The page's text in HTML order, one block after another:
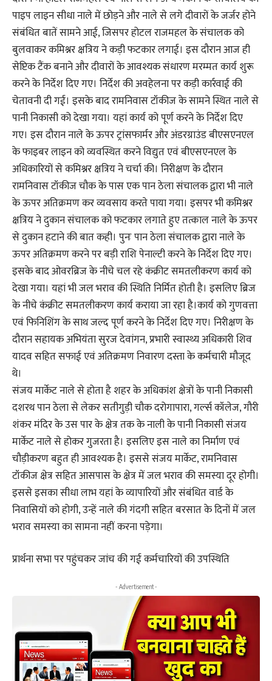
पाइप लाइन सीधा नाले में छोड़ने और नाले से लगे दीवारों के जर्जर होने
संबंधित बातें सामने आई, जिसपर होटल राजमहल के संचालक को
बुलवाकर कमिश्नर क्षत्रिय ने कड़ी फटकार लगाई। इस दौरान आज ही
सेप्टिक टैंक बनाने और दीवारों के आवश्यक संधारण मरम्मत कार्य शुरू
करने के निर्देश दिए गए। निर्देश की अवहेलना पर कड़ी कार्रवाई की
चेतावनी दी गई। इसके बाद रामनिवास टॉकीज के सामने स्थित नाले से
पानी निकासी को देखा गया। यहां कार्य को पूर्ण करने के निर्देश दिए
गए। इस दौरान नाले के ऊपर ट्रांसफार्मर और अंडरग्राउंड बीएसएनएल
के फाइबर लाइन को व्यवस्थित करने विद्युत एवं बीएसएनएल के
अधिकारियों से कमिश्नर क्षत्रिय ने चर्चा की। निरीक्षण के दौरान
रामनिवास टॉकीज चौक के पास एक पान ठेला संचालक द्वारा भी नाले
के ऊपर अतिक्रमण कर व्यवसाय करते पाया गया। इसपर भी कमिश्नर
क्षत्रिय ने दुकान संचालक को फटकार लगाते हुए तत्काल नाले के ऊपर
से दुकान हटाने की बात कही। पुनः पान ठेला संचालक द्वारा नाले के
ऊपर अतिक्रमण करने पर बड़ी राशि पेनाल्टी करने के निर्देश दिए गए।
इसके बाद ओवरब्रिज के नीचे चल रहे कंक्रीट समतलीकरण कार्य को
देखा गया। यहां भी जल भराव की स्थिति निर्मित होती है। इसलिए ब्रिज
के नीचे कंक्रीट समतलीकरण कार्य कराया जा रहा है।कार्य को गुणवत्ता
एवं फिनिशिंग के साथ जल्द पूर्ण करने के निर्देश दिए गए। निरीक्षण के
दौरान सहायक अभियंता सुरज देवांगन, प्रभारी स्वास्थ्य अधिकारी शिव
यादव सहित सफाई एवं अतिक्रमण निवारण दस्ता के कर्मचारी मौजूद
थे।
संजय मार्केट नाले से होता है शहर के अधिकांश क्षेत्रों के पानी निकासी
दशरथ पान ठेला से लेकर सतीगुड़ी चौक दरोगापारा, गर्ल्स कॉलेज, गौरी
शंकर मंदिर के उस पार के क्षेत्र तक के नाली के पानी निकासी संजय
मार्केट नाले से होकर गुजरता है। इसलिए इस नाले का निर्माण एवं
चौड़ीकरण बहुत ही आवश्यक है। इससे संजय मार्केट, रामनिवास
टॉकीज क्षेत्र सहित आसपास के क्षेत्र में जल भराव की समस्या दूर होगी।
इससे इसका सीधा लाभ यहां के व्यापारियों और संबंधित वार्ड के
निवासियों को होगी, उन्हें नाले की गंदगी सहित बरसात के दिनों में जल
भराव समस्या का सामना नहीं करना पड़ेगा।
प्रार्थना सभा पर पहुंचकर जांच की गई कर्मचारियों की उपस्थिति
- Advertisement -